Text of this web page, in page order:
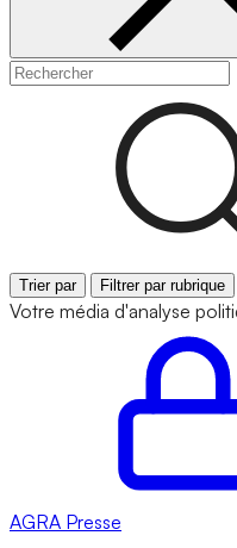
Trier par Filtrer par rubrique
Votre média d'analyse
AGRA Presse